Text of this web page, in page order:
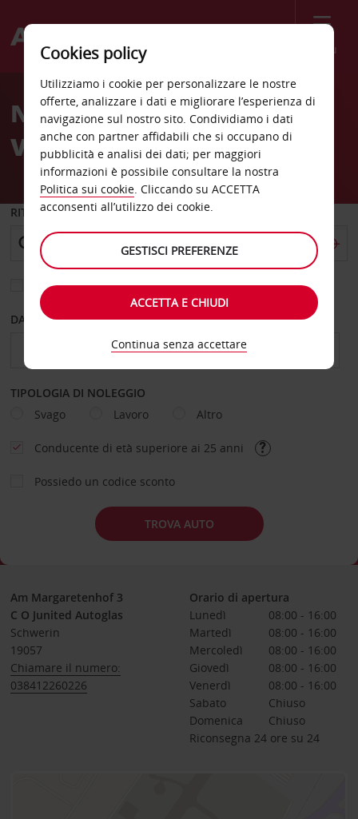
Menù
Welcome
AvisNoleggio auto Stoccarda
Vaihingen
RITIRO DA
Scegli una località di riconsegna diversa
DAL GIORNO AL GIORNO
TIPOLOGIA DI NOLEGGIO
Svago
Lavoro Altro
Conducente di età superiore ai 25 anni
Possiedo un codice sconto
TROVA AUTO
Am Margaretenhof 3
C O Junited Autoglas
Schwerin
19057
Chiamare il numero:
038412260226
Orario di apertura
Lunedì
08:00 - 16:00
Martedì
08:00 - 16:00
Mercoledì
08:00 - 16:00
Giovedì
08:00 - 16:00
Venerdì
08:00 - 16:00
Sabato
Chiuso
Domenica
Chiuso
Riconsegna 24 ore su 24
Cookies policy
Utilizziamo i cookie per personalizzare le nostre
offerte, analizzare i dati e migliorare l’esperienza di
navigazione sul nostro sito. Condividiamo i dati
anche con partner affidabili che si occupano di
pubblicità e analisi dei dati; per maggiori
informazioni è possibile consultare la nostra
Politica sui cookie. Cliccando su ACCETTA
acconsenti all’utilizzo dei cookie.
GESTISCI PREFERENZE
ACCETTA E CHIUDI
Continua senza accettare